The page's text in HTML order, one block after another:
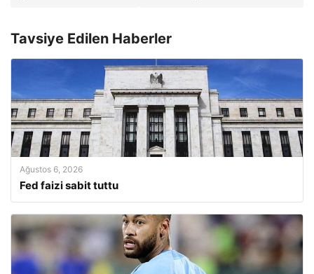
Tavsiye Edilen Haberler
Ağustos 6, 2026
Fed faizi sabit tuttu